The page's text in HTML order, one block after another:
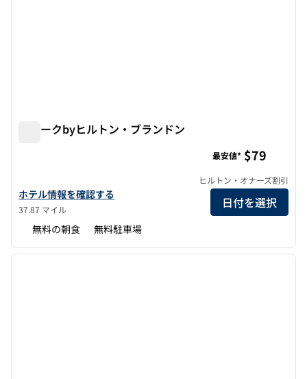
スパークbyヒルトン・ブランドン
スパークbyヒルトン・ブランドンのホテルの詳細を表示
ホテル情報を確認する
37.87 マイル
最安値* $79
ヒルトン・オナーズ割引
日付を選択
無料の朝食 無料駐車場
1/12
1/12
前の画像 次の